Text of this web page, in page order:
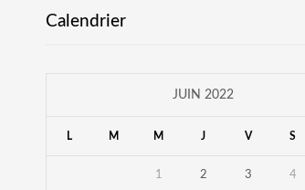
Calendrier
JUIN 2022
L M M J V S
1 2 3 4